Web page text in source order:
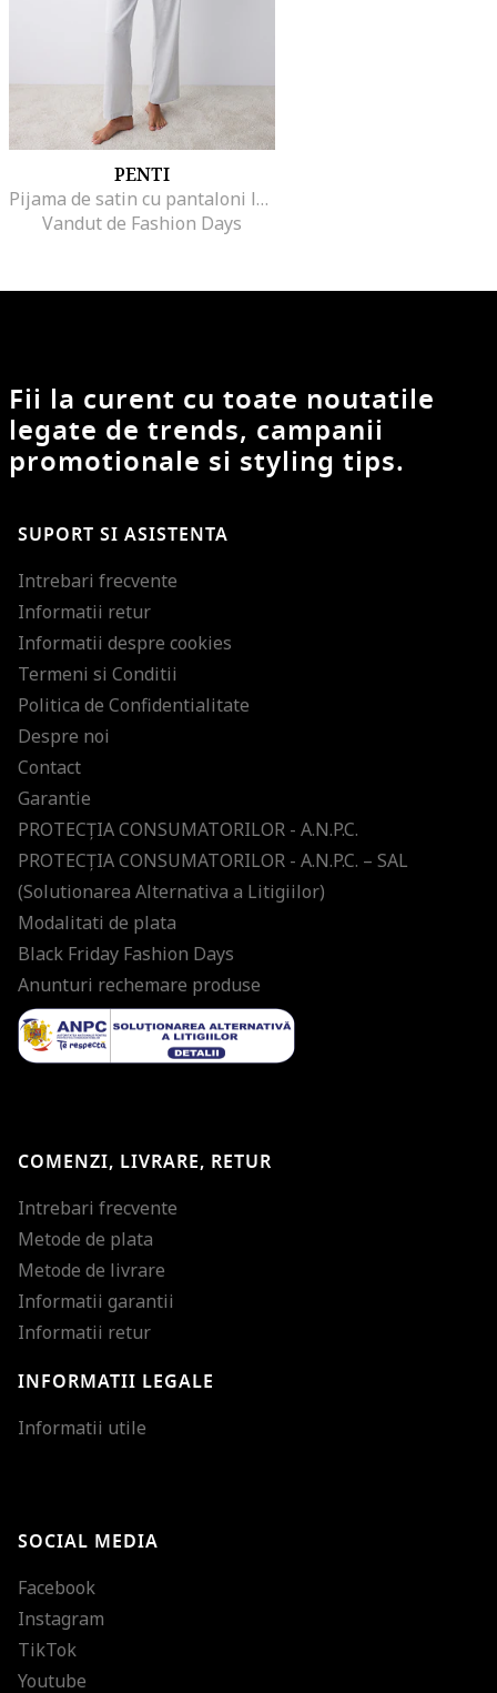
PENTI
Pijama de satin cu pantaloni lungi, Albastru pal
Vandut de Fashion Days
Fii la curent cu toate noutatile
legate de trends, campanii
promotionale si styling tips.
SUPORT SI ASISTENTA
Intrebari frecvente
Informatii retur
Informatii despre cookies
Termeni si Conditii
Politica de Confidentialitate
Despre noi
Contact
Garantie
PROTECŢIA CONSUMATORILOR - A.N.P.C.
PROTECŢIA CONSUMATORILOR - A.N.P.C. – SAL
(Solutionarea Alternativa a Litigiilor)
Modalitati de plata
Black Friday Fashion Days
Anunturi rechemare produse
COMENZI, LIVRARE, RETUR
Intrebari frecvente
Metode de plata
Metode de livrare
Informatii garantii
Informatii retur
INFORMATII LEGALE
Informatii utile
SOCIAL MEDIA
Facebook
Instagram
TikTok
Youtube